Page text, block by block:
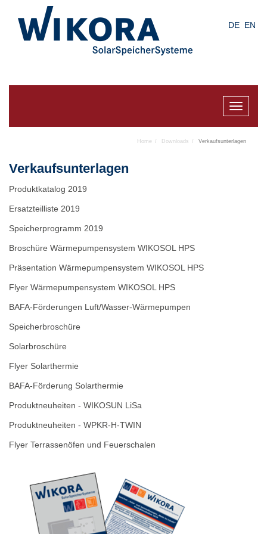
DE EN
Toggle
Home Downloads Verkaufsunterlagen
Verkaufsunterlagen
Produktkatalog 2019
Ersatzteilliste 2019
Speicherprogramm 2019
Broschüre Wärmepumpensystem WIKOSOL HPS
Präsentation Wärmepumpensystem WIKOSOL HPS
Flyer Wärmepumpensystem WIKOSOL HPS
BAFA-Förderungen Luft/Wasser-Wärmepumpen
Speicherbroschüre
Solarbroschüre
Flyer Solarthermie
BAFA-Förderung Solarthermie
Produktneuheiten - WIKOSUN LiSa
Produktneuheiten - WPKR-H-TWIN
Flyer Terrassenöfen und Feuerschalen